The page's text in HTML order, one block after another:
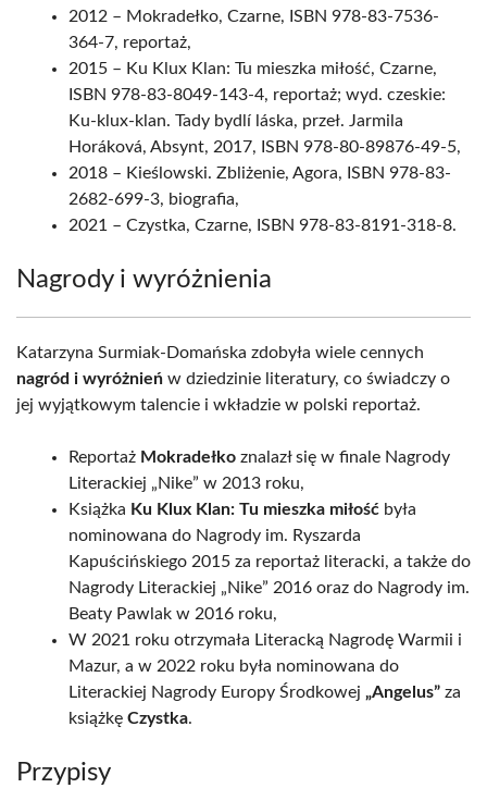
2012 – Mokradełko, Czarne, ISBN 978-83-7536-
364-7, reportaż,
2015 – Ku Klux Klan: Tu mieszka miłość, Czarne,
ISBN 978-83-8049-143-4, reportaż; wyd. czeskie:
Ku-klux-klan. Tady bydlí láska, przeł. Jarmila
Horáková, Absynt, 2017, ISBN 978-80-89876-49-5,
2018 – Kieślowski. Zbliżenie, Agora, ISBN 978-83-
2682-699-3, biografia,
2021 – Czystka, Czarne, ISBN 978-83-8191-318-8.
Nagrody i wyróżnienia
Katarzyna Surmiak-Domańska zdobyła wiele cennych
nagród i wyróżnień w dziedzinie literatury, co świadczy o
jej wyjątkowym talencie i wkładzie w polski reportaż.
Reportaż Mokradełko znalazł się w finale Nagrody
Literackiej „Nike” w 2013 roku,
Książka Ku Klux Klan: Tu mieszka miłość była
nominowana do Nagrody im. Ryszarda
Kapuścińskiego 2015 za reportaż literacki, a także do
Nagrody Literackiej „Nike” 2016 oraz do Nagrody im.
Beaty Pawlak w 2016 roku,
W 2021 roku otrzymała Literacką Nagrodę Warmii i
Mazur, a w 2022 roku była nominowana do
Literackiej Nagrody Europy Środkowej „Angelus” za
książkę Czystka.
Przypisy